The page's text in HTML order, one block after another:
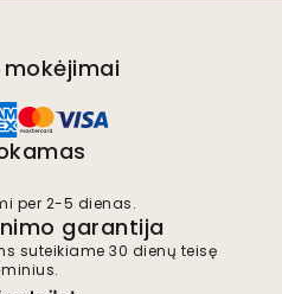
per 2-5 dienas.
garantija
suteikiame 30 dienų teisę